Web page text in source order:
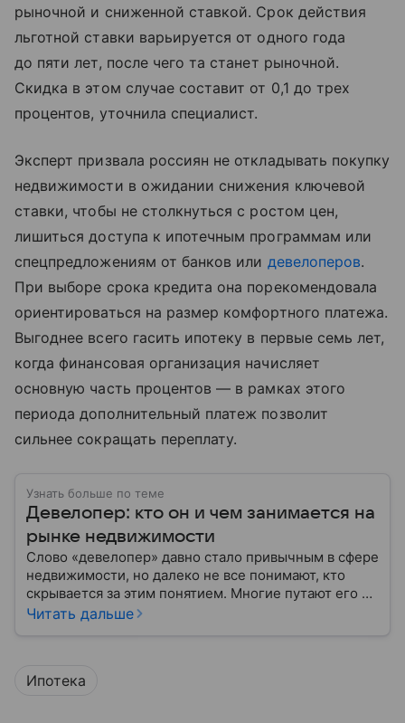
рыночной и сниженной ставкой. Срок действия
льготной ставки варьируется от одного года
до пяти лет, после чего та станет рыночной.
Скидка в этом случае составит от 0,1 до трех
процентов, уточнила специалист.
Эксперт призвала россиян не откладывать покупку
недвижимости в ожидании снижения ключевой
ставки, чтобы не столкнуться с ростом цен,
лишиться доступа к ипотечным программам или
спецпредложениям от банков или девелоперов.
При выборе срока кредита она порекомендовала
ориентироваться на размер комфортного платежа.
Выгоднее всего гасить ипотеку в первые семь лет,
когда финансовая организация начисляет
основную часть процентов — в рамках этого
периода дополнительный платеж позволит
сильнее сокращать переплату.
Узнать больше по теме
Девелопер: кто он и чем занимается на
рынке недвижимости
Слово «девелопер» давно стало привычным в сфере
недвижимости, но далеко не все понимают, кто
скрывается за этим понятием. Многие путают его с
застройщиком, думая, что это одно и то же. На
Читать дальше
Ипотека